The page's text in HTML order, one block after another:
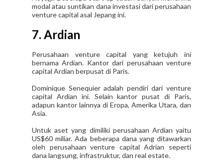
modal atau suntikan dana investasi dari perusahaan
venture capital asal Jepang ini.
7. Ardian
Perusahaan venture capital yang ketujuh ini
bernama Ardian. Kantor dari perusahaan venture
capital Ardian berpusat di Paris.
Dominique Senequier adalah pendiri dari venture
capital Ardian ini. Selain kantor pusat di Paris,
adapun kantor lainnya di Eropa, Amerika Utara, dan
Asia.
Untuk aset yang dimiliki perusahaan Ardian yaitu
US$60 miliar. Ada beberapa dana yang ditawarkan
oleh perusahaan venture capital Adrian seperti
dana langsung, infrastruktur, dan real estate.